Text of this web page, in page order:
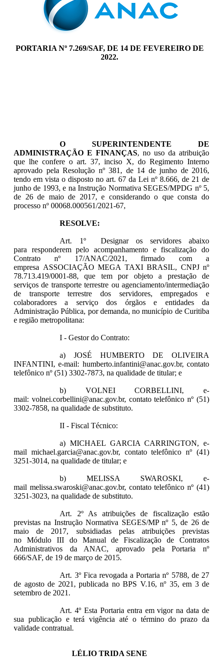
PORTARIA Nº 7.269/SAF, DE 14 DE FEVEREIRO DE
2022.
O SUPERINTENDENTE DE
ADMINISTRAÇÃO E FINANÇAS, no uso da atribuição
que lhe confere o art. 37, inciso X, do Regimento Interno
aprovado pela Resolução nº 381, de 14 de junho de 2016,
tendo em vista o disposto no art. 67 da Lei nº 8.666, de 21 de
junho de 1993, e na Instrução Normativa SEGES/MPDG nº 5,
de 26 de maio de 2017, e considerando o que consta do
processo nº 00068.000561/2021-67,
RESOLVE:
Art. 1º Designar os servidores abaixo
para responderem pelo acompanhamento e fiscalização do
Contrato nº 17/ANAC/2021, firmado com a
empresa ASSOCIAÇÃO MEGA TAXI BRASIL, CNPJ nº
78.713.419/0001-88, que tem por objeto a prestação de
serviços de transporte terrestre ou agenciamento/intermediação
de transporte terrestre dos servidores, empregados e
colaboradores a serviço dos órgãos e entidades da
Administração Pública, por demanda, no município de Curitiba
e região metropolitana:
I - Gestor do Contrato:
a) JOSÉ HUMBERTO DE OLIVEIRA
INFANTINI, e-mail: humberto.infantini@anac.gov.br, contato
telefônico nº (51) 3302-7873, na qualidade de titular; e
b) VOLNEI CORBELLINI, e-
mail: volnei.corbellini@anac.gov.br, contato telefônico nº (51)
3302-7858, na qualidade de substituto.
II - Fiscal Técnico:
a) MICHAEL GARCIA CARRINGTON, e-
mail michael.garcia@anac.gov.br, contato telefônico nº (41)
3251-3014, na qualidade de titular; e
b) MELISSA SWAROSKI, e-
mail melissa.swaroski@anac.gov.br, contato telefônico nº (41)
3251-3023, na qualidade de substituto.
Art. 2º As atribuições de fiscalização estão
previstas na Instrução Normativa SEGES/MP nº 5, de 26 de
maio de 2017, subsidiadas pelas atribuições previstas
no Módulo III do Manual de Fiscalização de Contratos
Administrativos da ANAC, aprovado pela Portaria nº
666/SAF, de 19 de março de 2015.
Art. 3º Fica revogada a Portaria nº 5788, de 27
de agosto de 2021, publicada no BPS V.16, nº 35, em 3 de
setembro de 2021.
Art. 4º Esta Portaria entra em vigor na data de
sua publicação e terá vigência até o término do prazo da
validade contratual.
LÉLIO TRIDA SENE